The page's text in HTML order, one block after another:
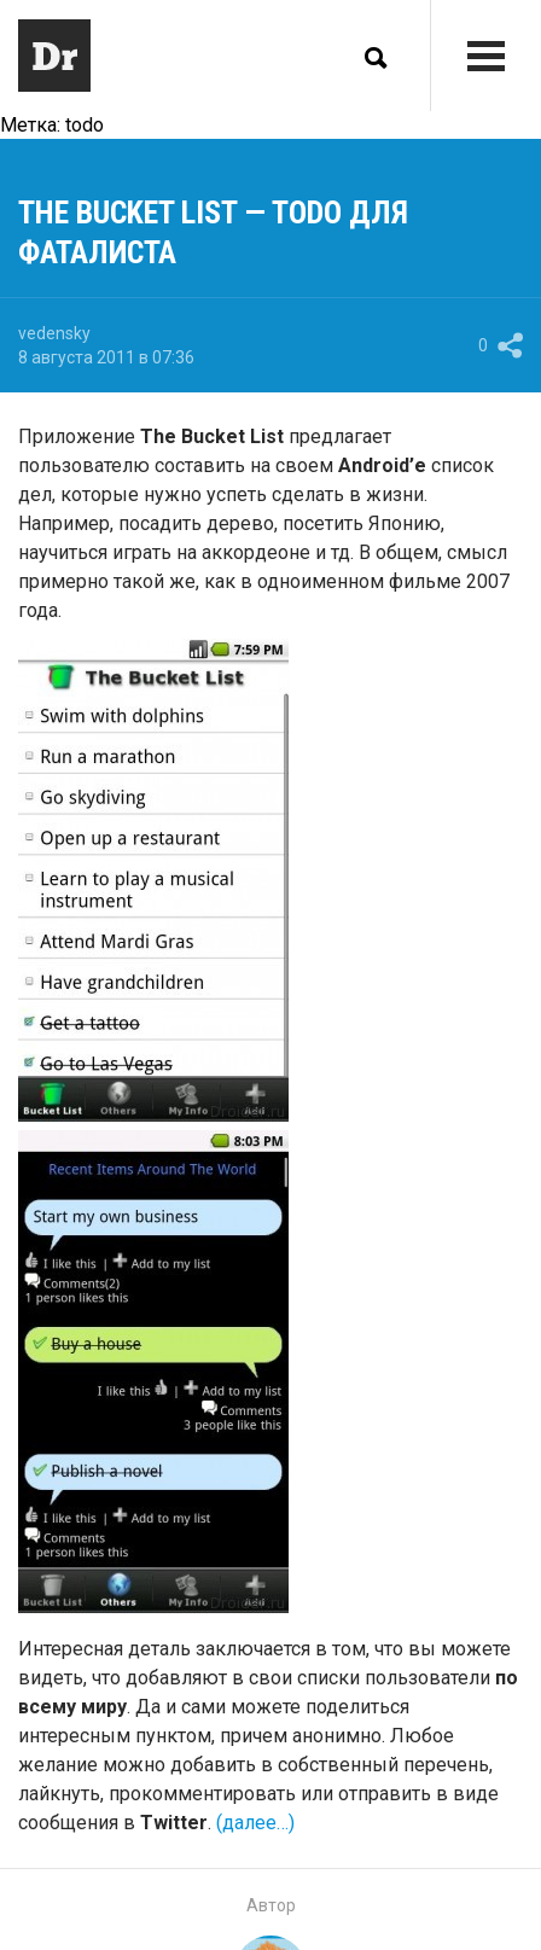
Метка: todo
THE BUCKET LIST — TODO ДЛЯ
ФАТАЛИСТА
vedensky
8 августа 2011 в 07:36
0
Приложение The Bucket List предлагает
пользователю составить на своем Android’е список
дел, которые нужно успеть сделать в жизни.
Например, посадить дерево, посетить Японию,
научиться играть на аккордеоне и тд. В общем, смысл
примерно такой же, как в одноименном фильме 2007
года.
Интересная деталь заключается в том, что вы можете
видеть, что добавляют в свои списки пользователи по
всему миру. Да и сами можете поделиться
интересным пунктом, причем анонимно. Любое
желание можно добавить в собственный перечень,
лайкнуть, прокомментировать или отправить в виде
сообщения в Twitter. (далее…)
Автор